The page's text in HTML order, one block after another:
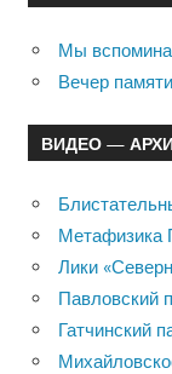
Мы
Вечер
ВИДЕО —
Метафизика
Лики
Павловский
Гатчинский